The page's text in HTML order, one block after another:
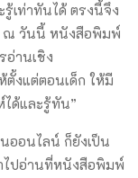
รู้เท่าทันได้ ตรงนี้จึง
ณ วันนี้ หนังสือพิมพ์
อ่านเชิง
ตั้งแต่ตอนเด็ก ให้มี
ด้และรู้ทัน”
ออนไลน์ ก็ยังเป็น
ไปอ่านที่หนังสือพิมพ์